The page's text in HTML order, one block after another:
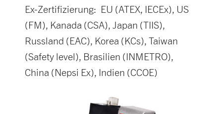
Ex-Zertifizierung: EU (ATEX, IECEx), US
(FM), Kanada (CSA), Japan (TIIS),
Russland (EAC), Korea (KCs), Taiwan
(Safety level), Brasilien (INMETRO),
China (Nepsi Ex), Indien (CCOE)